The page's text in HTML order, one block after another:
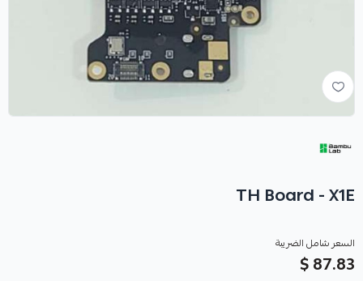
TH Board - X1E
السعر شامل الضريبة
87.83 $